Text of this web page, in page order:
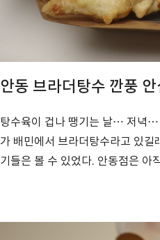
안동 브라더탕수 깐풍
탕수육이 겁나 땡기는 날… 저녁…
가 배민에서 브라더탕수라고 있
기들은 볼 수 있었다. 안동점은 아